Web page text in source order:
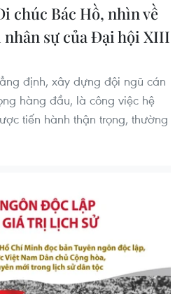
chúc Bác Hồ, nhìn về
nhân sự của Đại hội XIII
định, xây dựng đội ngũ cán
hàng đầu, là công việc hệ
tiến hành thận trọng, thường